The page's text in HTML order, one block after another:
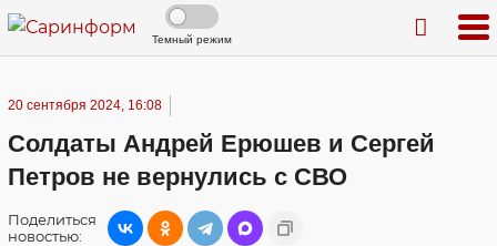
Темный режим
20 сентября 2024, 16:08
Солдаты Андрей Ерюшев и Сергей
Петров не вернулись с СВО
Поделиться
новостью: